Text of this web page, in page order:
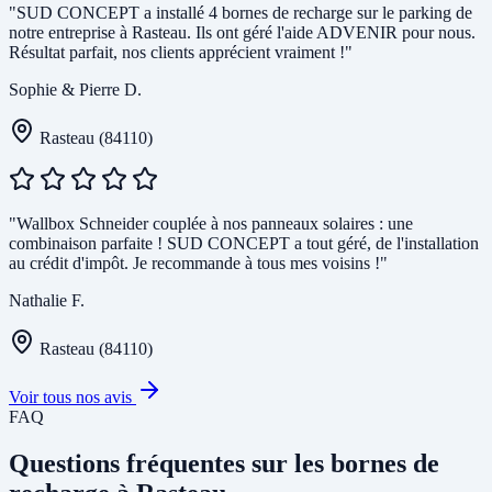
"SUD CONCEPT a installé 4 bornes de recharge sur le parking de
notre entreprise à Rasteau. Ils ont géré l'aide ADVENIR pour nous.
Résultat parfait, nos clients apprécient vraiment !"
Sophie & Pierre D.
Rasteau (84110)
"Wallbox Schneider couplée à nos panneaux solaires : une
combinaison parfaite ! SUD CONCEPT a tout géré, de l'installation
au crédit d'impôt. Je recommande à tous mes voisins !"
Nathalie F.
Rasteau (84110)
Voir tous nos avis
FAQ
Questions fréquentes sur les bornes de